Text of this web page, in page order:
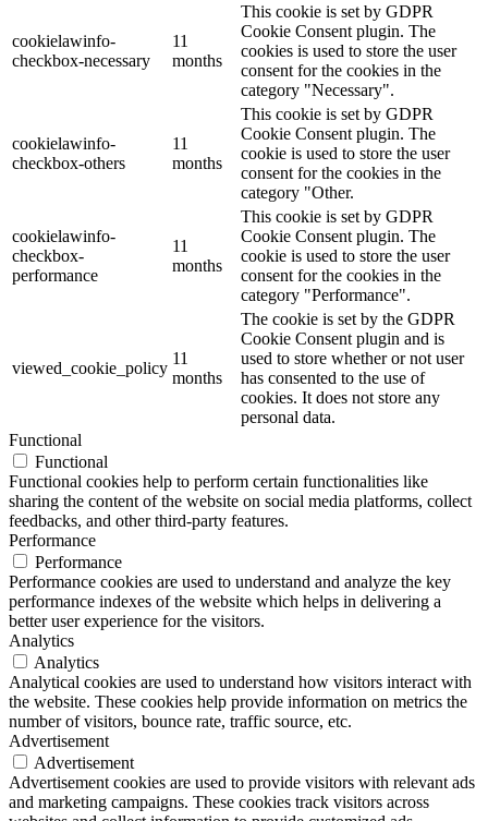
cookielawinfo-
checkbox-necessary
11
months
This cookie is set by GDPR
Cookie Consent plugin. The
cookies is used to store the user
consent for the cookies in the
category "Necessary".
cookielawinfo-
checkbox-others
11
months
This cookie is set by GDPR
Cookie Consent plugin. The
cookie is used to store the user
consent for the cookies in the
category "Other.
cookielawinfo-
checkbox-
performance
11
months
This cookie is set by GDPR
Cookie Consent plugin. The
cookie is used to store the user
consent for the cookies in the
category "Performance".
viewed_cookie_policy
11
months
The cookie is set by the GDPR
Cookie Consent plugin and is
used to store whether or not user
has consented to the use of
cookies. It does not store any
personal data.
Functional
Functional
Functional cookies help to perform certain functionalities like
sharing the content of the website on social media platforms, collect
feedbacks, and other third-party features.
Performance
Performance
Performance cookies are used to understand and analyze the key
performance indexes of the website which helps in delivering a
better user experience for the visitors.
Analytics
Analytics
Analytical cookies are used to understand how visitors interact with
the website. These cookies help provide information on metrics the
number of visitors, bounce rate, traffic source, etc.
Advertisement
Advertisement
Advertisement cookies are used to provide visitors with relevant ads
and marketing campaigns. These cookies track visitors across